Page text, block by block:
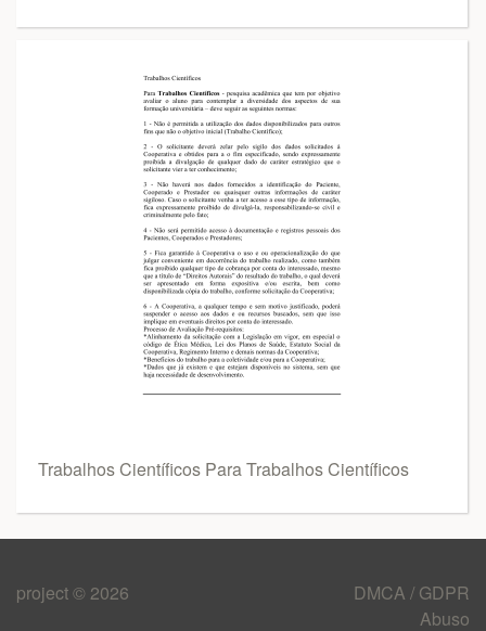
Trabalhos Científicos Para Trabalhos Científicos
project © 2026
DMCA / GDPR
Abuso